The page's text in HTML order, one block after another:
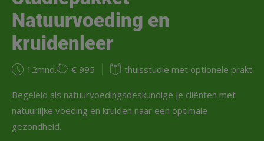
Natuurvoeding en
kruidenleer
Begeleid als natuurvoedingsdeskundige je cliënten met
natuurlijke voeding en kruiden naar een optimale
gezondheid.
12mnd. € 995 thuisstudie met optionele